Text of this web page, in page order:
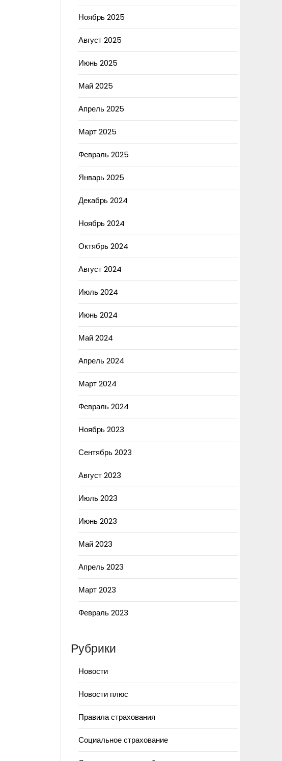
Ноябрь 2025
Август 2025
Июнь 2025
Май 2025
Апрель 2025
Март 2025
Февраль 2025
Январь 2025
Декабрь 2024
Ноябрь 2024
Октябрь 2024
Август 2024
Июль 2024
Июнь 2024
Май 2024
Апрель 2024
Март 2024
Февраль 2024
Ноябрь 2023
Сентябрь 2023
Август 2023
Июль 2023
Июнь 2023
Май 2023
Апрель 2023
Март 2023
Февраль 2023
Рубрики
Новости
Новости плюс
Правила страхования
Социальное страхование